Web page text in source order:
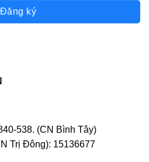
Đăng ký
538. (CN Bình Tây)
Trị Đông): 15136677